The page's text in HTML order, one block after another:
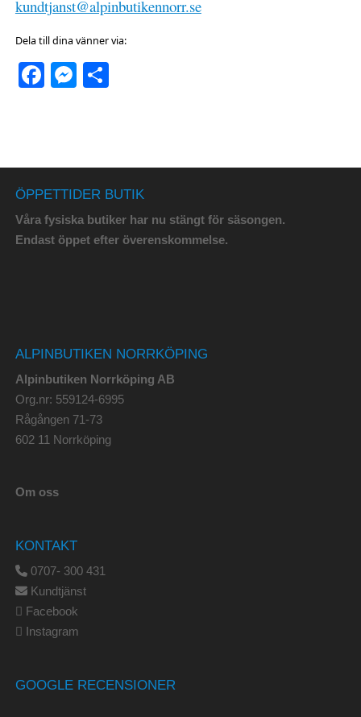
kundtjanst@alpinbutikennorr.se
Dela till dina vänner via:
Facebook
Messenger
Dela
ÖPPETTIDER BUTIK
Våra fysiska butiker har nu stängt för säsongen.
Endast öppet efter överenskommelse.
ALPINBUTIKEN NORRKÖPING
Alpinbutiken Norrköping AB
Org.nr: 559124-6995
Rågången 71-73
602 11 Norrköping
Om oss
KONTAKT
0707- 300 431
Kundtjänst
Facebook
Instagram
GOOGLE RECENSIONER